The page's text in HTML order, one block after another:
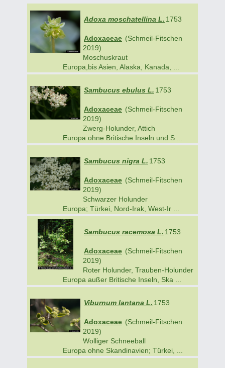
Adoxa moschatellina L. 1753
Adoxaceae (Schmeil-Fitschen
2019)
Moschuskraut
Europa,bis Asien, Alaska, Kanada, ...
Sambucus ebulus L. 1753
Adoxaceae (Schmeil-Fitschen
2019)
Zwerg-Holunder, Attich
Europa ohne Britische Inseln und S ...
Sambucus nigra L. 1753
Adoxaceae (Schmeil-Fitschen
2019)
Schwarzer Holunder
Europa; Türkei, Nord-Irak, West-Ir ...
Sambucus racemosa L. 1753
Adoxaceae (Schmeil-Fitschen
2019)
Roter Holunder, Trauben-Holunder
Europa außer Britische Inseln, Ska ...
Viburnum lantana L. 1753
Adoxaceae (Schmeil-Fitschen
2019)
Wolliger Schneeball
Europa ohne Skandinavien; Türkei, ...